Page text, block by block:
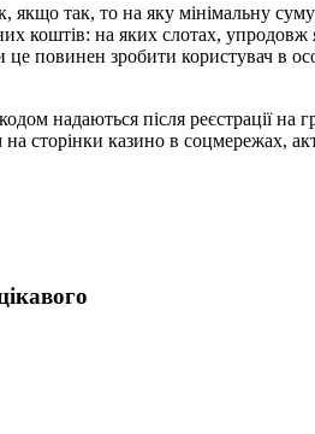
якщо так, то на яку мінімальну
коштів: на яких слотах,
повинен зробити користувач в
надаються після реєстрації
сторінки казино в соцмережах,